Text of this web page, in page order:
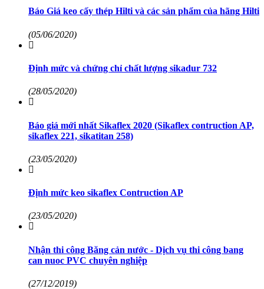
Báo Giá keo cấy thép Hilti và các sản phẩm của hãng Hilti
(05/06/2020)
Định mức và chứng chỉ chất lượng sikadur 732
(28/05/2020)
Báo giá mới nhất Sikaflex 2020 (Sikaflex contruction AP,
sikaflex 221, sikatitan 258)
(23/05/2020)
Định mức keo sikaflex Contruction AP
(23/05/2020)
Nhận thi công Băng cản nước - Dịch vụ thi công bang
can nuoc PVC chuyên nghiệp
(27/12/2019)